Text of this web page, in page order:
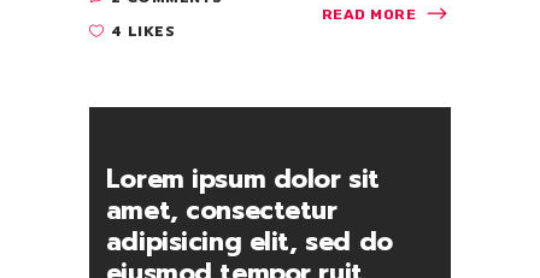
4 LIKES
READ MORE
Lorem ipsum dolor sit
amet, consectetur
adipisicing elit, sed do